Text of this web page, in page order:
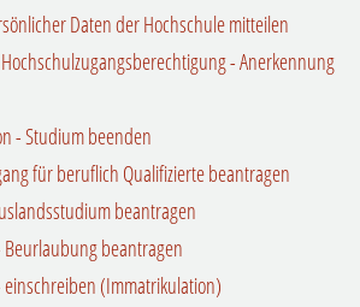
Daten der Hochschule mitteilen
- Anerkennung
- Studium beenden
für beruflich Qualifizierte beantragen
beantragen
beantragen
(Immatrikulation)